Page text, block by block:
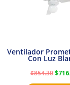
Ventilador
Con Luz
$854.30$